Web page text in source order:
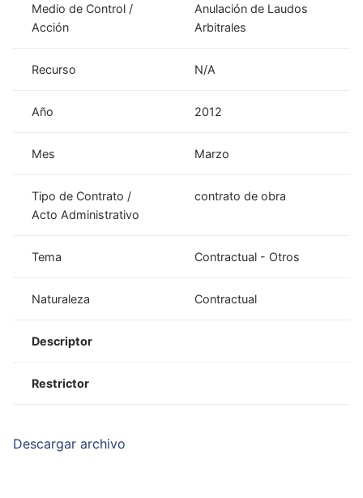
Medio de Control /
Acción
Anulación de Laudos
Arbitrales
Recurso N/A
Año 2012
Mes Marzo
Tipo de Contrato /
Acto Administrativo
contrato de obra
Tema Contractual - Otros
Naturaleza Contractual
Descriptor
Restrictor
Descargar archivo